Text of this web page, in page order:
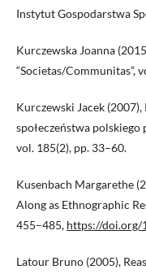
Instytut Gospodarstwa
Kurczewska Joanna
“Societas/Communitas”,
Kurczewski Jacek
społeczeństwa polskiego
vol. 185(2), pp. 33–60.
Kusenbach Margarethe
Along as Ethnographic
455–485, https://doi.org/
Latour Bruno (2005),